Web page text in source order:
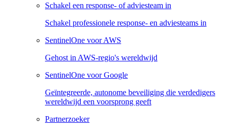
Schakel een response- of adviesteam in
Schakel professionele response- en adviesteams in
SentinelOne voor AWS
Gehost in AWS-regio's wereldwijd
SentinelOne voor Google
Geïntegreerde, autonome beveiliging die verdedigers
wereldwijd een voorsprong geeft
Partnerzoeker